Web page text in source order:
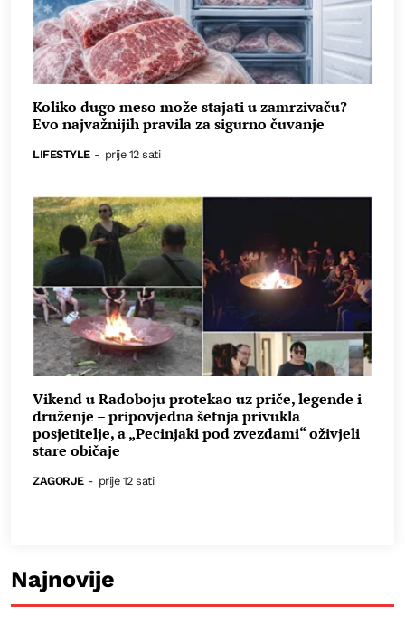
Koliko dugo meso može stajati u zamrzivaču?
Evo najvažnijih pravila za sigurno čuvanje
LIFESTYLE - prije 12 sati
Vikend u Radoboju protekao uz priče, legende i
druženje – pripovjedna šetnja privukla
posjetitelje, a „Pecinjaki pod zvezdami“ oživjeli
stare običaje
ZAGORJE - prije 12 sati
Najnovije